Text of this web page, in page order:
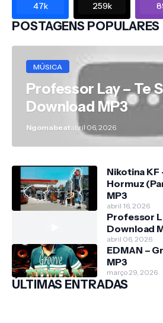
47k 259k
POSTAGENS POPULARES
MÚSICA
Professor Lay – Te
Download MP3
Ngomabeatabril 06, 2026
Nikotina
Hormuz
MP3
abril 16, 2026
Professor
Download
abril 06, 2026
EDMAN –
MP3
março 29, 2026
ÚLTIMAS ENTRADAS